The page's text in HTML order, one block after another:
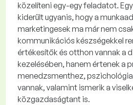
közelíteni egy-egy feladatot.
kiderült ugyanis, hogy a
marketingesek ma már nem
kommunikációs készségekkel
értékesítők és otthon vannak a
kezelésében, hanem értenek a
menedzsmenthez,
vannak, valamint ismerik a
közgazdaságtant is.